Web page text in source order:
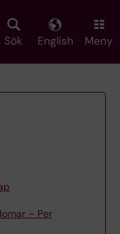
Sök English Meny
– Per